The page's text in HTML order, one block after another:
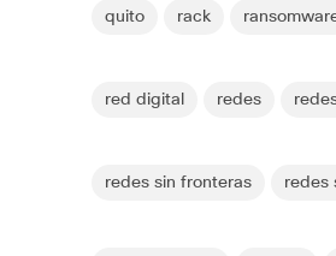
quito rack
red digital redes
redes sin fronteras redes